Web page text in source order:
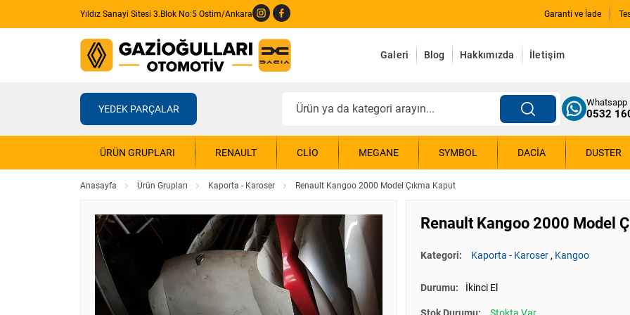
Yıldız Sanayi Sitesi 3.Blok No:5 Ostim/Ankara Garanti ve İade
Galeri Blog Hakkımızda İletişim
YEDEK PARÇALAR
Whatsapp
0532
ÜRÜN GRUPLARI RENAULT CLIO MEGANE SYMBOL DACIA DUSTER
Anasayfa Ürün Grupları Kaporta - Karoser Renault Kangoo 2000 Model Çıkma Kaput
Renault Kangoo 2000 Model
Kategori: Kaporta - Karoser, Kangoo
Durumu: İkinci El